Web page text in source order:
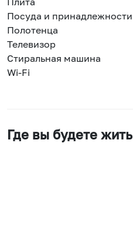
Посуда и принадлежности
Полотенца
Телевизор
Стиральная машина
Wi-Fi
Где вы будете жить